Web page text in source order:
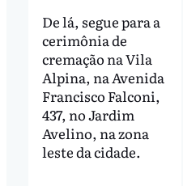
De lá, segue para a
cerimônia de
cremação na Vila
Alpina, na Avenida
Francisco Falconi,
437, no Jardim
Avelino, na zona
leste da cidade.